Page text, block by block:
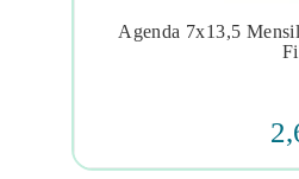
 
Agenda 7x13,5